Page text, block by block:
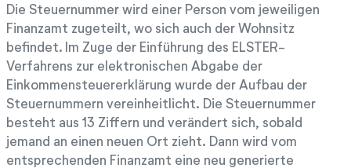
Die Steuernummer wird einer Person vom jeweiligen
Finanzamt zugeteilt, wo sich auch der Wohnsitz
befindet. Im Zuge der Einführung des ELSTER-
Verfahrens zur elektronischen Abgabe der
Einkommensteuererklärung wurde der Aufbau der
Steuernummern vereinheitlicht. Die Steuernummer
besteht aus 13 Ziffern und verändert sich, sobald
jemand an einen neuen Ort zieht. Dann wird vom
entsprechenden Finanzamt eine neu generierte